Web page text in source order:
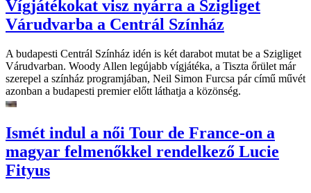
Vígjátékokat visz nyárra a Szigliget
Várudvarba a Centrál Színház
A budapesti Centrál Színház idén is két darabot mutat be a Szigliget
Várudvarban. Woody Allen legújabb vígjátéka, a Tiszta őrület már
szerepel a színház programjában, Neil Simon Furcsa pár című művét
azonban a budapesti premier előtt láthatja a közönség.
Ismét indul a női Tour de France-on a
magyar felmenőkkel rendelkező Lucie
Fityus